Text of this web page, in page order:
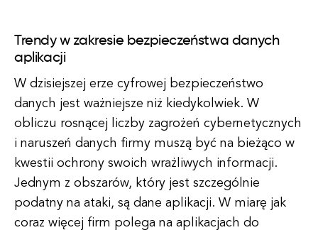
Trendy w zakresie bezpieczeństwa danych
aplikacji
W dzisiejszej erze cyfrowej bezpieczeństwo
danych jest ważniejsze niż kiedykolwiek. W
obliczu rosnącej liczby zagrożeń cybernetycznych
i naruszeń danych firmy muszą być na bieżąco w
kwestii ochrony swoich wrażliwych informacji.
Jednym z obszarów, który jest szczególnie
podatny na ataki, są dane aplikacji. W miarę jak
coraz więcej firm polega na aplikacjach do